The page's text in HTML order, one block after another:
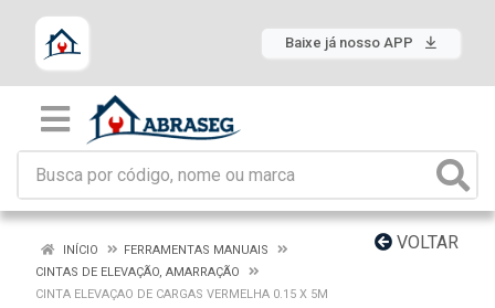
Baixe já nosso APP
VOLTAR
INÍCIO
FERRAMENTAS MANUAIS
CINTAS DE ELEVAÇÃO, AMARRAÇÃO
CINTA ELEVAÇAO DE CARGAS VERMELHA 0.15 X 5M